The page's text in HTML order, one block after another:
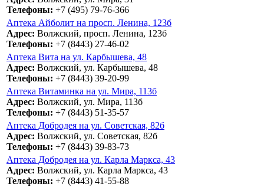
Телефоны: +7 (495) 79-76-366
Аптека Айболит на просп. Ленина, 123б
Адрес: Волжский, просп. Ленина, 123б
Телефоны: +7 (8443) 27-46-02
Аптека Вита на ул. Карбышева, 48
Адрес: Волжский, ул. Карбышева, 48
Телефоны: +7 (8443) 39-20-99
Аптека Витаминка на ул. Мира, 113б
Адрес: Волжский, ул. Мира, 113б
Телефоны: +7 (8443) 51-35-57
Аптека Добродея на ул. Советская, 82б
Адрес: Волжский, ул. Советская, 82б
Телефоны: +7 (8443) 39-83-73
Аптека Добродея на ул. Карла Маркса, 43
Адрес: Волжский, ул. Карла Маркса, 43
Телефоны: +7 (8443) 41-55-88